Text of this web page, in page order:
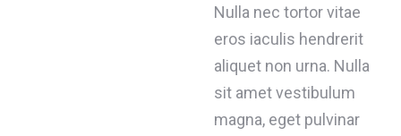
Nulla nec tortor vitae
eros iaculis hendrerit
aliquet non urna. Nulla
sit amet vestibulum
magna, eget pulvinar